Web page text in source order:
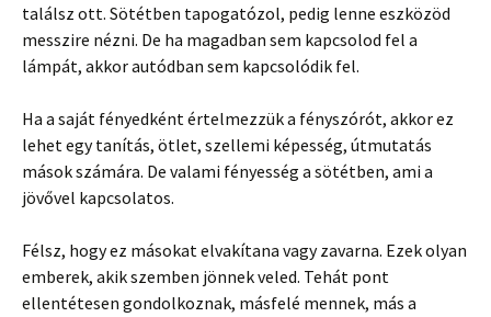
találsz ott. Sötétben tapogatózol, pedig lenne eszközöd
messzire nézni. De ha magadban sem kapcsolod fel a
lámpát, akkor autódban sem kapcsolódik fel.
Ha a saját fényedként értelmezzük a fényszórót, akkor ez
lehet egy tanítás, ötlet, szellemi képesség, útmutatás
mások számára. De valami fényesség a sötétben, ami a
jövővel kapcsolatos.
Félsz, hogy ez másokat elvakítana vagy zavarna. Ezek olyan
emberek, akik szemben jönnek veled. Tehát pont
ellentétesen gondolkoznak, másfelé mennek, más a